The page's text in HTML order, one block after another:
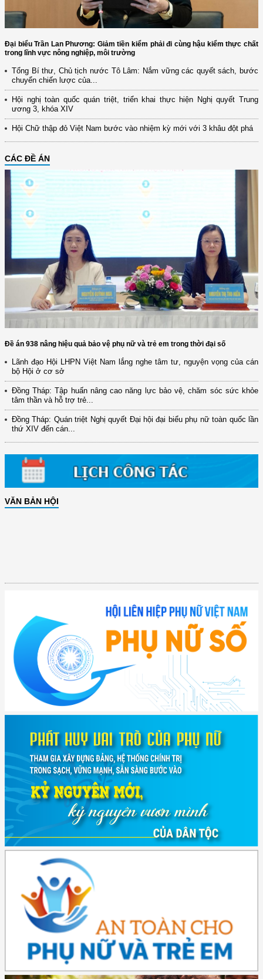
Đại biểu Trần Lan Phương: Giảm tiền kiểm phải đi cùng hậu kiểm thực chất
trong lĩnh vực nông nghiệp, môi trường
Tổng Bí thư, Chủ tịch nước Tô Lâm: Nắm vững các quyết sách, bước
chuyển chiến lược của...
Hội nghị toàn quốc quán triệt, triển khai thực hiện Nghị quyết Trung
ương 3, khóa XIV
Hội Chữ thập đỏ Việt Nam bước vào nhiệm kỳ mới với 3 khâu đột phá
CÁC ĐỀ ÁN
Đề án 938 nâng hiệu quả bảo vệ phụ nữ và trẻ em trong thời đại số
Lãnh đạo Hội LHPN Việt Nam lắng nghe tâm tư, nguyện vọng của cán
bộ Hội ở cơ sở
Đồng Tháp: Tập huấn nâng cao năng lực bảo vệ, chăm sóc sức khỏe
tâm thần và hỗ trợ trẻ...
Đồng Tháp: Quán triệt Nghị quyết Đại hội đại biểu phụ nữ toàn quốc lần
thứ XIV đến cán...
VĂN BẢN HỘI